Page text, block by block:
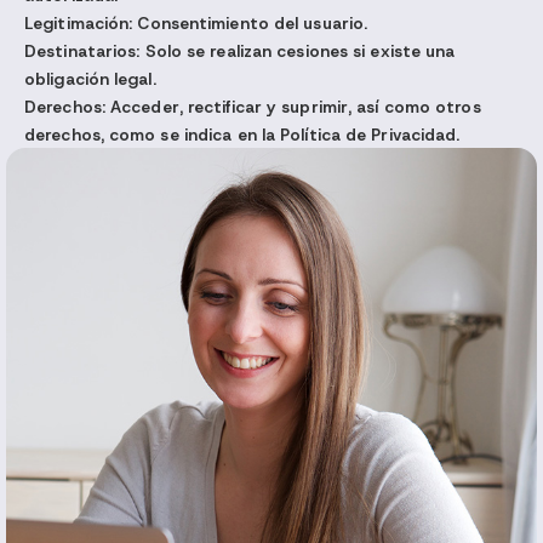
Legitimación: Consentimiento del usuario.
Destinatarios: Solo se realizan cesiones si existe una
obligación legal.
Derechos:Acceder, rectificar y suprimir, así como otros
derechos, como se indica en la Política de Privacidad.